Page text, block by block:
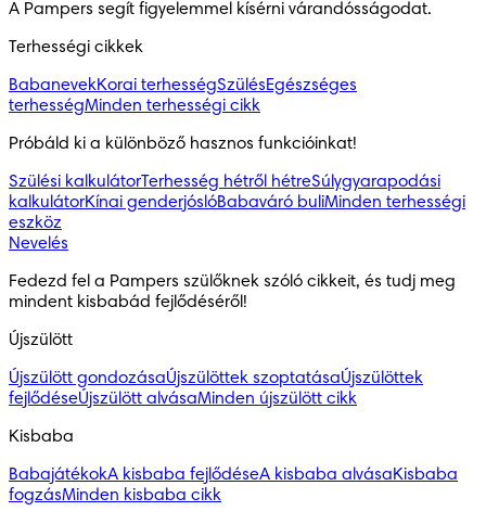
A Pampers segít figyelemmel kísérni várandósságodat.
Terhességi cikkek
BabanevekKorai terhességSzülésEgészséges
terhességMinden terhességi cikk
Próbáld ki a különböző hasznos funkcióinkat!
Szülési kalkulátorTerhesség hétről hétreSúlygyarapodási
kalkulátorKínai genderjóslóBabaváró buliMinden terhességi
eszköz
Nevelés
Fedezd fel a Pampers szülőknek szóló cikkeit, és tudj meg
mindent kisbabád fejlődéséről!
Újszülött
Újszülött gondozásaÚjszülöttek szoptatásaÚjszülöttek
fejlődéseÚjszülött alvásaMinden újszülött cikk
Kisbaba
BabajátékokA kisbaba fejlődéseA kisbaba alvásaKisbaba
fogzásMinden kisbaba cikk